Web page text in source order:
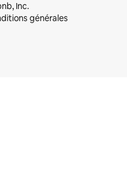
Inc.
générales